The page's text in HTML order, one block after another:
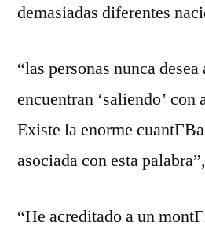
demasiadas diferentes
“las personas nunca desea
encuentran ‘saliendo’ con
Existe la enorme
asociada con esta
“He acreditado a un